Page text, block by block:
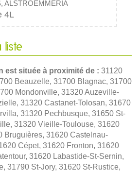
ALSTROEMMERIA
4L
liste
est située à proximité de : 31120
Beauzelle, 31700 Blagnac, 31700
Mondonville, 31320 Auzeville-
31320 Castanet-Tolosan, 31670
31320 Pechbusque, 31650 St-
31320 Vieille-Toulouse, 31620
Bruguières, 31620 Castelnau-
Cépet, 31620 Fronton, 31620
31620 Labastide-St-Sernin,
31790 St-Jory, 31620 St-Rustice,